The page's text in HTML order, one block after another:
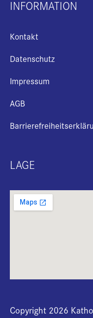
INFORMATION
Kontakt
Datenschutz
Impressum
AGB
LAGE
Copyright 2026